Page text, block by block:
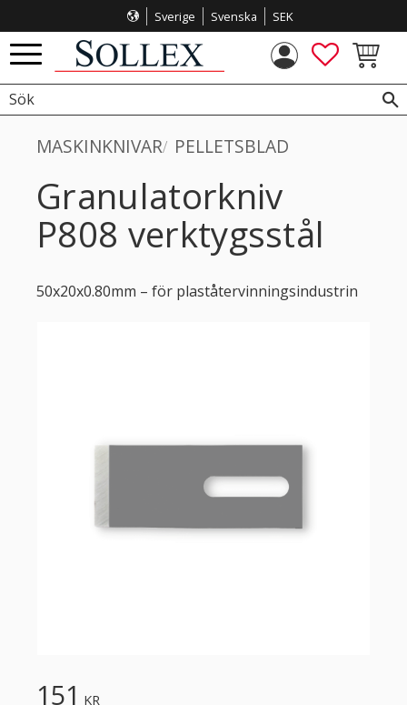
Meny
Sverige Svenska SEK
FAVORITER
MASKINKNIVAR PELLETSBLAD
Granulatorkniv
P808 verktygsstål
50x20x0.80mm – för plaståtervinningsindustrin
151 KR